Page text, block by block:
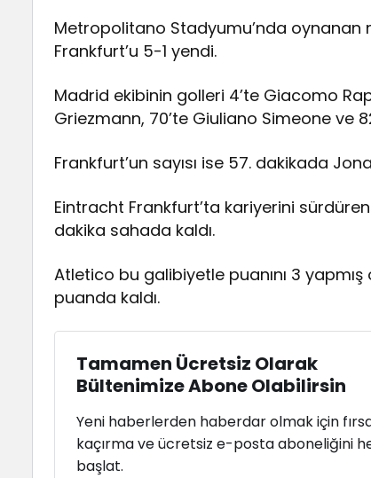
Metropolitano Stadyumu’nda
Frankfurt’u 5-1 yendi.
Madrid ekibinin golleri 4’te Giacomo
Griezmann, 70’te Giuliano Simeone ve
Frankfurt’un sayısı ise 57. dakikada
Eintracht Frankfurt’ta kariyerini
dakika sahada kaldı.
Atletico bu galibiyetle puanını 3
puanda kaldı.
Tamamen Ücretsiz Olarak
Bültenimize Abone Olabilirsin
Yeni haberlerden haberdar olmak için
kaçırma ve ücretsiz e-posta aboneliğini
başlat.